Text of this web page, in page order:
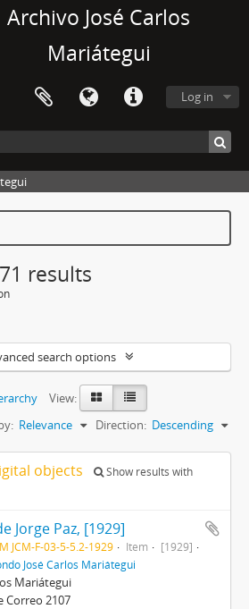
Archivo José Carlos
Mariátegui
Log in
results
search options
View:
Relevance Direction: Descending
objects
Show results with
Jorge Paz, [1929]
JCM-F-03-5-5.2-1929 Item
[1929]
José Carlos Mariátegui
Mariátegui
Correo 2107